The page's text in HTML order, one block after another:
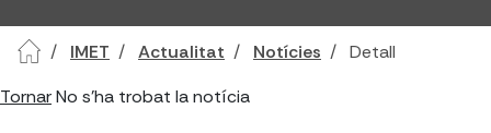
IMET Actualitat Notícies
Detall
TornarNo s'ha trobat la notícia